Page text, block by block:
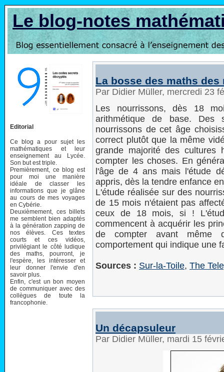
Le blog-notes
Editorial
Ce blog a pour sujet les
mathématiques et leur
enseignement au Lycée.
Son but est triple.
Premièrement, ce blog est
pour moi une manière
idéale de classer les
informations que je glâne
au cours de mes voyages
en Cybérie.
Deuxièmement, ces billets
me semblent bien adaptés
à la génération zapping de
nos élèves. Ces textes
courts et ces vidéos,
privilégiant le côté ludique
des maths, pourront, je
l'espère, les intéresser et
leur donner l'envie d'en
savoir plus.
Enfin, c'est un bon moyen
de communiquer avec des
collègues de toute la
francophonie.
La bosse des maths
Par Didier Müller, mercredi 23
Les nourrissons, dès 18
arithmétique de base. Des
nourrissons de cet âge
correct plutôt que la même
grande majorité des cultures
compter les choses. En
l'âge de 4 ans mais l'étude
appris, dès la tendre enfance
L'étude réalisée sur des
de 15 mois n'étaient pas
ceux de 18 mois, si !
commencent à acquérir les
de compter avant même
comportement qui indique une
Sources : Sur-la-Toile, The
Un décapsuleur
Par Didier Müller, mardi 15